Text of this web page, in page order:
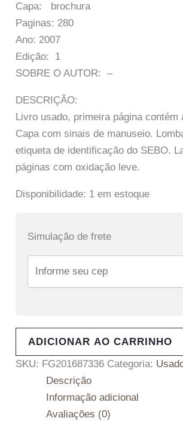
Capa: brochura
Paginas: 280
Ano: 2007
Edição: 1
SOBRE O AUTOR: –
DESCRIÇÃO:
Livro usado, primeira página contém
Capa com sinais de manuseio.
etiqueta de identificação do SEBO.
páginas com oxidação leve.
Disponibilidade: 1 em estoque
Simulação de frete
ADICIONAR AO CARRINHO
SKU: FG201687336 Categoria:
Descrição
Informação adicional
Avaliações (0)